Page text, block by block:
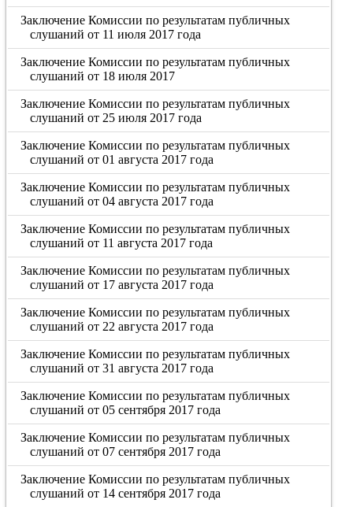
Заключение Комиссии по результатам публичных
слушаний от 11 июля 2017 года
Заключение Комиссии по результатам публичных
слушаний от 18 июля 2017
Заключение Комиссии по результатам публичных
слушаний от 25 июля 2017 года
Заключение Комиссии по результатам публичных
слушаний от 01 августа 2017 года
Заключение Комиссии по результатам публичных
слушаний от 04 августа 2017 года
Заключение Комиссии по результатам публичных
слушаний от 11 августа 2017 года
Заключение Комиссии по результатам публичных
слушаний от 17 августа 2017 года
Заключение Комиссии по результатам публичных
слушаний от 22 августа 2017 года
Заключение Комиссии по результатам публичных
слушаний от 31 августа 2017 года
Заключение Комиссии по результатам публичных
слушаний от 05 сентября 2017 года
Заключение Комиссии по результатам публичных
слушаний от 07 сентября 2017 года
Заключение Комиссии по результатам публичных
слушаний от 14 сентября 2017 года